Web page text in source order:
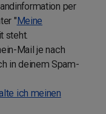
per
"Meine
steht.
Mail je nach
in deinem Spam-
ich meinen